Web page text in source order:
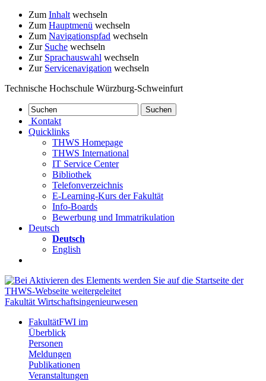
Zum Inhalt wechseln
Zum Hauptmenü wechseln
Zum Navigationspfad wechseln
Zur Suche wechseln
Zur Sprachauswahl wechseln
Zur Servicenavigation wechseln
Technische Hochschule Würzburg-Schweinfurt
Kontakt
Quicklinks
THWS Homepage
THWS International
IT Service Center
Bibliothek
Telefonverzeichnis
E-Learning-Kurs der Fakultät
Info-Boards
Bewerbung und Immatrikulation
Deutsch
Deutsch
English
Fakultät Wirtschaftsingenieurwesen
FakultätFWI im
Überblick
Personen
Meldungen
Publikationen
Veranstaltungen